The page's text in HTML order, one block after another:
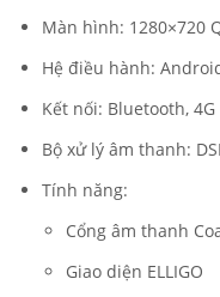
Màn hình: 1280×720
Hệ điều hành:
Kết nối: Bluetooth, 4G
Bộ xử lý âm thanh:
Tính năng:
Cổng âm thanh
Giao diện ELLIGO